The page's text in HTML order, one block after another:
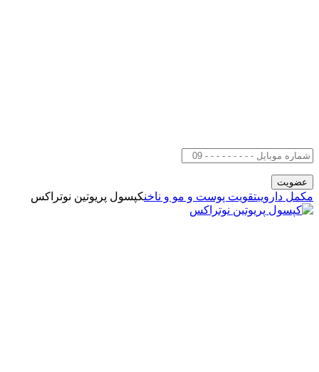
مکمل داروییتقویت پوست و مو و ناخنکپسول پریوتین نوتراکس